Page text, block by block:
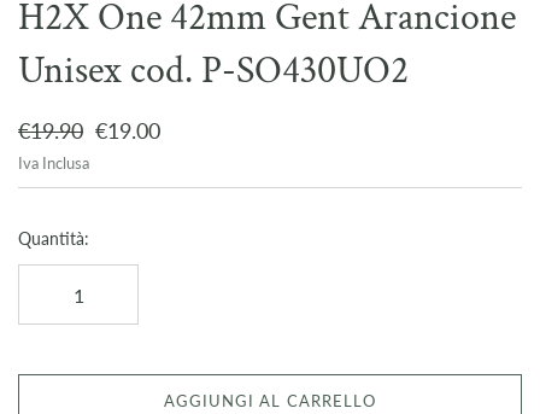
H2X One 42mm Gent Arancione
Unisex cod. P-SO430UO2
€19.90 €19.00
Iva Inclusa
Quantità:
AGGIUNGI AL CARRELLO